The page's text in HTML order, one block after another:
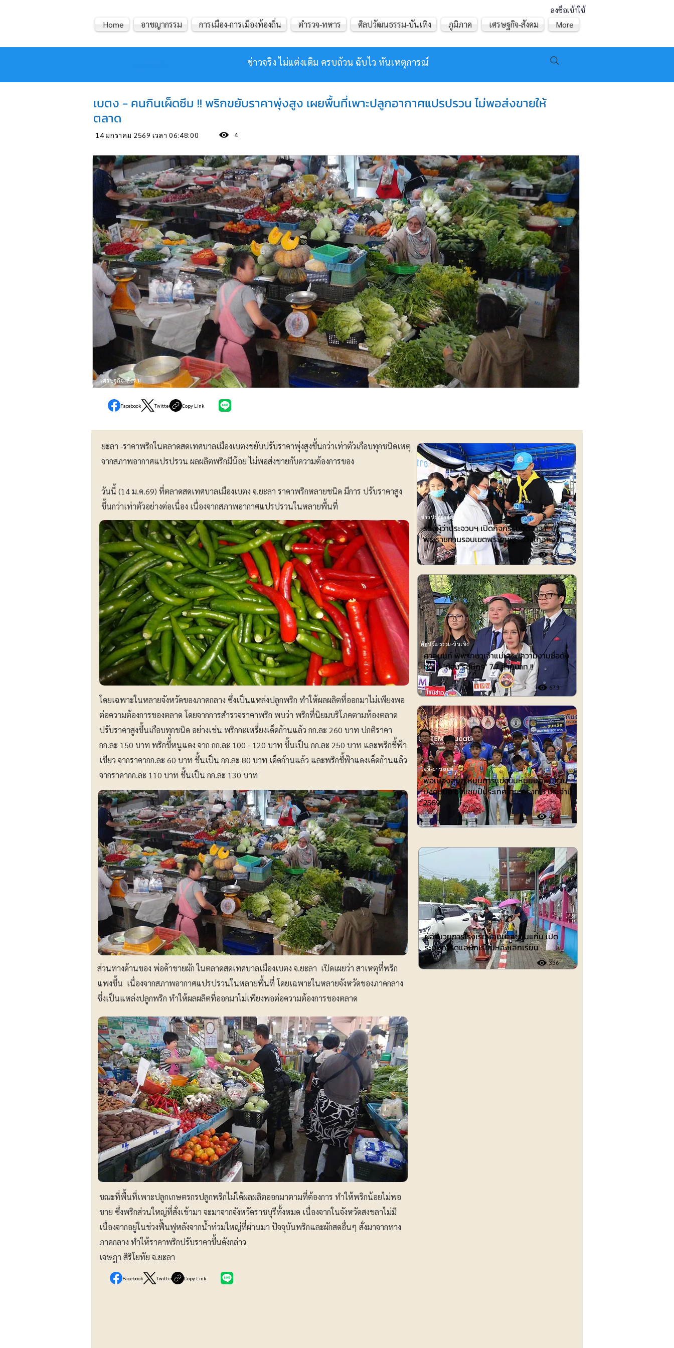
ลงชื่อเข้าใช้
ข่าวจริง ไม่แต่งเติม ครบถ้วน ฉับไว ทันเหตุการณ์
Home อาชญากรรม การเมือง-การเมืองท้องถิ่น ตำรวจ-ทหาร ศิลปวัฒนธรรม-บันเทิง ภูมิภาค เศรษฐกิจ-สังคม More
เบตง - คนกินเผ็ดซึม !! พริกขยับราคาพุ่งสูง เผยพื้นที่เพาะปลูกอากาศแปรปรวน ไม่พอส่งขายให้
ตลาด
14 มกราคม 2569 เวลา 06:48:00 4
เศรษฐกิจ-สังคม
Facebook Twitter Copy Link
ยะลา -ราคาพริกในตลาดสดเทศบาลเมืองเบตงขยับปรับราคาพุ่งสูงขึ้นกว่าเท่าตัวเกือบทุกชนิดเหตุ
จากสภาพอากาศแปรปรวน ผลผลิตพริกมีน้อย ไม่พอส่งขายกับความต้องการของ
วันนี้ (14 ม.ค.69) ที่ตลาดสดเทศบาลเมืองเบตง จ.ยะลา ราคาพริกหลายชนิด มีการ ปรับราคาสูง
ขึ้นกว่าเท่าตัวอย่างต่อเนื่อง เนื่องจากสภาพอากาศแปรปรวนในหลายพื้นที่
โดยเฉพาะในหลายจังหวัดของภาคกลาง ซึ่งเป็นแหล่งปลูกพริก ทำให้ผลผลิตที่ออกมาไม่เพียงพอ
ต่อความต้องการของตลาด โดยจากการสำรวจราคาพริก พบว่า พริกที่นิยมบริโภคตามท้องตลาด
ปรับราคาสูงขึ้นเกือบทุกชนิด อย่างเช่น พริกกะเหรี่ยงเด็ดก้านแล้ว กก.ละ 260 บาท ปกติราคา
กก.ละ 150 บาท พริกขี้หนูแดง จาก กก.ละ 100 - 120 บาท ขึ้นเป็น กก.ละ 250 บาท และพริกชี้ฟ้า
เขียว จากราคากก.ละ 60 บาท ขึ้นเป็น กก.ละ 80 บาท เด็ดก้านแล้ว และพริกชี้ฟ้าแดงเด็ดก้านแล้ว
จากราคากก.ละ 110 บาท ขึ้นเป็น กก.ละ 130 บาท
ส่วนทางด้านของ พ่อค้าขายผัก ในตลาดสดเทศบาลเมืองเบตง จ.ยะลา เปิดเผยว่า สาเหตุที่พริก
แพงขึ้น เนื่องจากสภาพอากาศแปรปรวนในหลายพื้นที่ โดยเฉพาะในหลายจังหวัดของภาคกลาง
ซึ่งเป็นแหล่งปลูกพริก ทำให้ผลผลิตที่ออกมาไม่เพียงพอต่อความต้องการของตลาด
ขณะที่พื้นที่เพาะปลูกเกษตรกรปลูกพริกไม่ได้ผลผลิตออกมาตามที่ต้องการ ทำให้พริกน้อยไม่พอ
ขาย ซึ่งพริกส่วนใหญ่ที่สั่งเข้ามา จะมาจากจังหวัดราชบุรีทั้งหมด เนื่องจากในจังหวัดสงขลาไม่มี
เนื่องจากอยู่ในช่วงฟื้นฟูหลังจากน้ำท่วมใหญ่ที่ผ่านมา ปัจจุบันพริกและผักสดอื่นๆ สั่งมาจากทาง
ภาคกลาง ทำให้ราคาพริกปรับราคาขึ้นดังกล่าว
เจษฎา สิริโยทัย จ.ยะลา
Facebook Twitter Copy Link
รองผู้ว่าประจวบฯ เปิดกิจกรรมจิตอาสา
พระราชทานรอบเขตพระราชฐานวังไกลกังวล
381
ข่าวประชาสัมพันธ์
ศาลนนท์ พิพากษาเจ้าแม่เสริมความงามชื่อดัง
ชดใช้ ”ต้อม รัชนีกร“ 7.7 ล้านบาท !!
673
ศิลปวัฒธรรม-บันเทิง
ไอที-ยานยนต์
พ่อเมืองลุ่มภู หนุนการแข่งขันหุ่นยนต์พื้นฐาน
บังคับมือ ชิงแชมป์ประเทศไทย ครั้งที่ 3 ประจำปี
2569
484
การศึกษา
ผู้อำนวยการโรงเรียนอนุบาลขอนแก่น เปิด
ระบบการดูแลนักเรียนหลังเลิกเรียน
356